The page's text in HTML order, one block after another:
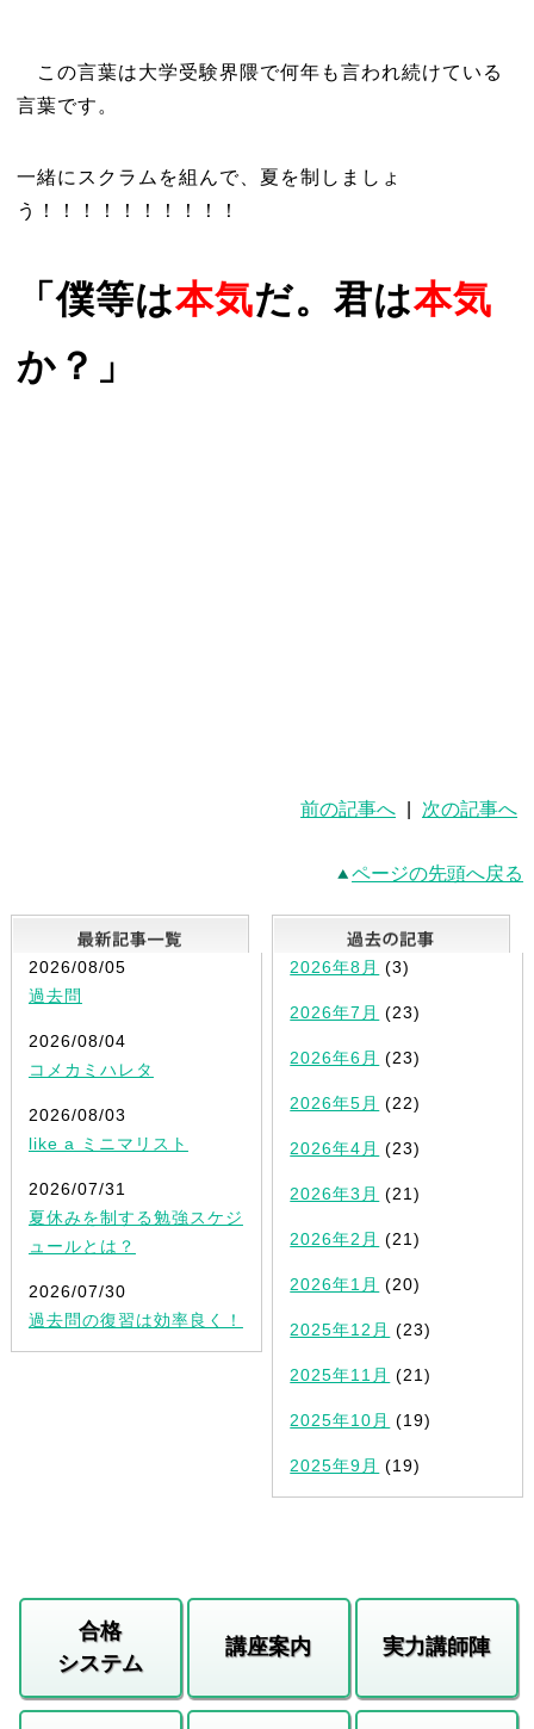
この言葉は大学受験界隈で何年も言われ続けている
言葉です。
一緒にスクラムを組んで、夏を制しましょ
う！！！！！！！！！！
「僕等は本気だ。君は本気
か？」
前の記事へ 次の記事へ
ページの先頭へ戻る
最新記事一覧
2026/08/05
過去問
2026/08/04
コメカミハレタ
2026/08/03
like a ミニマリスト
2026/07/31
夏休みを制する勉強スケジ
ュールとは？
2026/07/30
過去問の復習は効率良く！
2026年8月 (3)
2026年7月 (23)
2026年6月 (23)
2026年5月 (22)
2026年4月 (23)
2026年3月 (21)
2026年2月 (21)
2026年1月 (20)
2025年12月 (23)
2025年11月 (21)
2025年10月 (19)
2025年9月 (19)
合格
システム
講座案内 実力講師陣